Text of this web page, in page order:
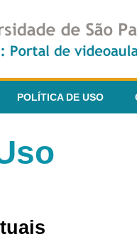
POLÍTICA DE USO